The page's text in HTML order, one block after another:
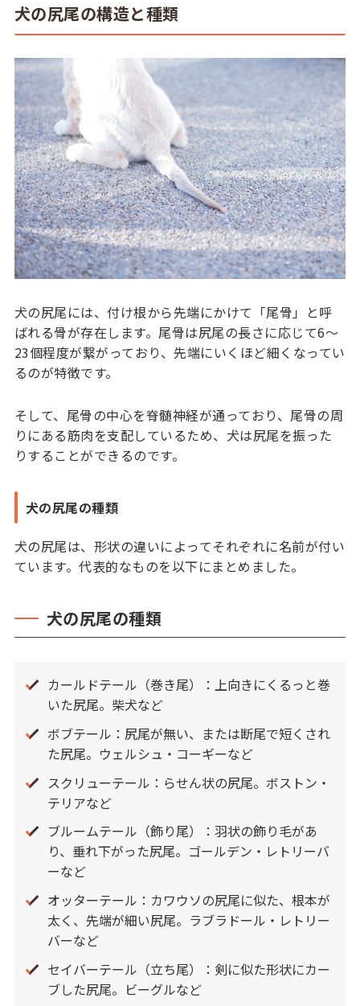
犬の尻尾の構造と種類
犬の尻尾には、付け根から先端にかけて「尾骨」と呼
ばれる骨が存在します。尾骨は尻尾の長さに応じて6〜
23個程度が繋がっており、先端にいくほど細くなってい
るのが特徴です。
そして、尾骨の中心を脊髄神経が通っており、尾骨の周
りにある筋肉を支配しているため、犬は尻尾を振った
りすることができるのです。
犬の尻尾の種類
犬の尻尾は、形状の違いによってそれぞれに名前が付い
ています。代表的なものを以下にまとめました。
犬の尻尾の種類
カールドテール（巻き尾）：上向きにくるっと巻
いた尻尾。柴犬など
ボブテール：尻尾が無い、または断尾で短くされ
た尻尾。ウェルシュ・コーギーなど
スクリューテール：らせん状の尻尾。ボストン・
テリアなど
ブルームテール（飾り尾）：羽状の飾り毛があ
り、垂れ下がった尻尾。ゴールデン・レトリーバ
ーなど
オッターテール：カワウソの尻尾に似た、根本が
太く、先端が細い尻尾。ラブラドール・レトリー
バーなど
セイバーテール（立ち尾）：剣に似た形状にカー
ブした尻尾。ビーグルなど